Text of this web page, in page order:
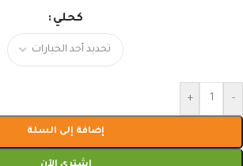
كحلي
-
+
إضافة إلى السلة